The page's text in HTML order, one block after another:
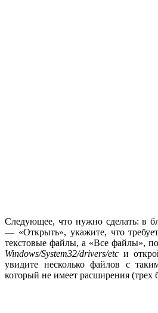
Следующее, что нужно сделать: в
— «Открыть», укажите, что
текстовые файлы, а «Все файлы»,
Windows/System32/drivers/etc и
увидите несколько файлов с
который не имеет расширения (трех